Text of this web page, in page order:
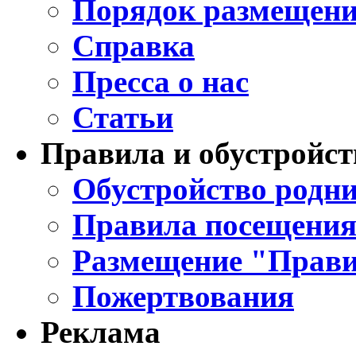
Порядок
Справка
Пресса о нас
Статьи
Правила и
Обустройство
Правила
Размещение
Пожертвования
Реклама